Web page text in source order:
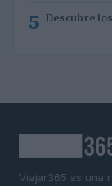
5 Descubre
Viajar365 es una